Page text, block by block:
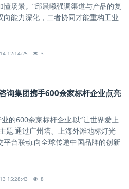
懂场景。”邱晨曦强调渠道与产品的复
向能力深化，二者协同才能重构工业
12:14:25 3
询集团携手600余家标杆企业点亮
的600余家标杆企业,以“让世界爱上
题,通过广州塔、上海外滩地标灯光
平台联动,向全球传递中国品牌的创新
15:28:43 8